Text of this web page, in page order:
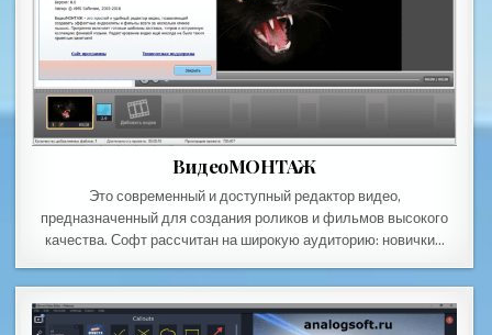
ВидеоМОНТАЖ
Это современный и доступный редактор видео,
предназначенный для создания роликов и фильмов высокого
качества. Софт рассчитан на широкую аудиторию: новички…